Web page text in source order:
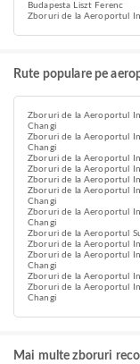
Budapesta Liszt Ferenc
Zboruri de la Aeroportul
Rute populare pe
Zboruri de la Aeroportul
Changi
Zboruri de la Aeroportul
Changi
Zboruri de la Aeroportul
Zboruri de la Aeroportul
Zboruri de la Aeroportul
Zboruri de la Aeroportul
Changi
Zboruri de la Aeroportul
Changi
Zboruri de la Aeroportul
Zboruri de la Aeroportul
Zboruri de la Aeroportul
Changi
Zboruri de la Aeroportul
Zboruri de la Aeroportul
Changi
Mai multe zboruri